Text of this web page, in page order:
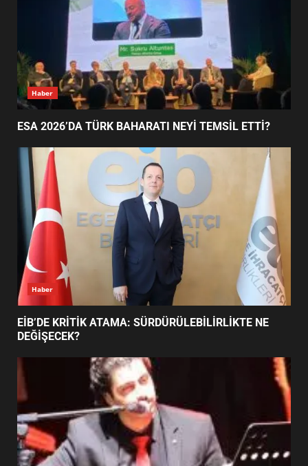
4
EDREMİT’İN GURURU TÜRKİYE
FİNALİNDE NE BAŞARDI?
5
UZATILDI: NE DEĞİŞTİ?
6
BURHANİYE SATRANÇ
TURNUVASI KAYITLARI NEYİ
DEĞİŞTİRİYOR?
BURHANİYE BELEDİYESPOR’DA
YENİ YÖNETİM NASIL
Haber
ESA 2026’DA TÜRK BAHARATI NEYİ TEMSİL ETTİ?
Haber
EİB’DE KRİTİK ATAMA: SÜRDÜRÜLEBİLİRLİKTE NE
DEĞİŞECEK?